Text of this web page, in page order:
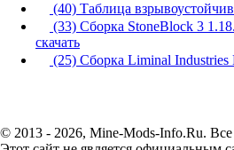
(40) Таблица
(33) Сборка StoneBlock 3
скачать
(25) Сборка Liminal Industries
© 2013 - 2026, Mine-Mods-Info.Ru.